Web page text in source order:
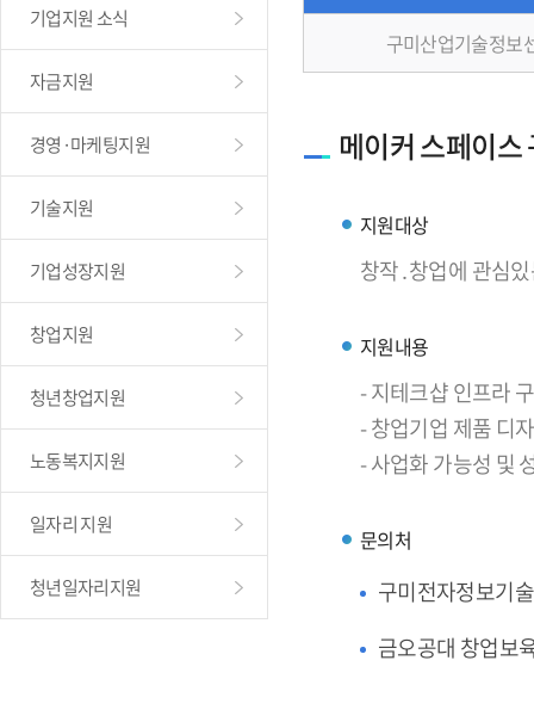
기업지원 소식
자금지원
경영·마케팅지원
기술지원
기업성장지원
창업지원
청년창업지원
노동복지지원
일자리 지원
청년일자리지원
구미산업기술정보
메이커 스페이
지원대상
창작․창업에 관심
지원내용
- 지테크샵 인프라
- 창업기업 제품 디
- 사업화 가능성 및
문의처
구미전자정보기
금오공대 창업보